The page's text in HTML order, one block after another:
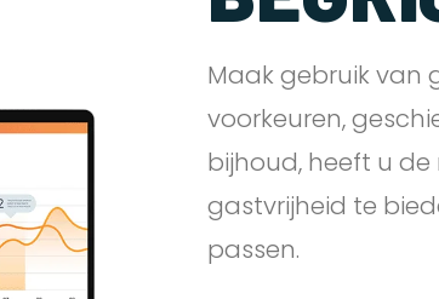
Maak gebruik van
voorkeuren,
bijhoud, heeft u
gastvrijheid te
passen.